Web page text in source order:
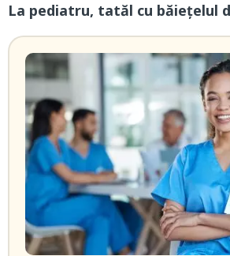
La pediatru, tatăl cu băieţelul